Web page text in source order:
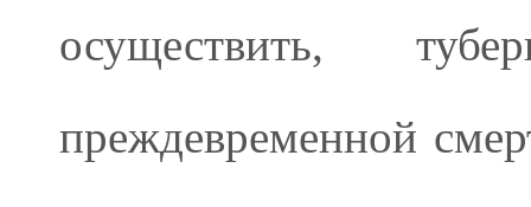
осуществить,
преждевременной